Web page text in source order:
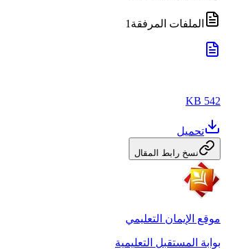
الملفات المرفقة 1
542 KB
تحميل
نسخ رابط المقال
موقع الإيمان التعليمي
بوابة المستقبل التعليمية